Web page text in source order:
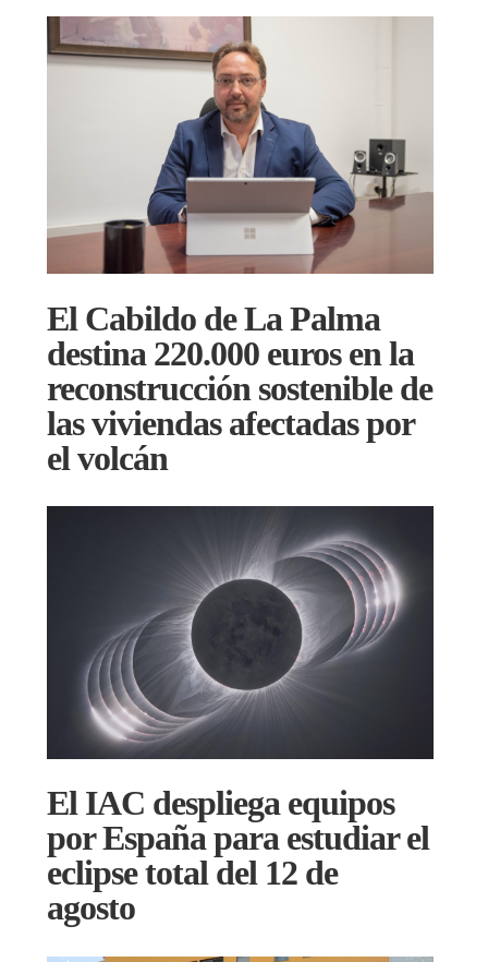
El Cabildo de La Palma
destina 220.000 euros en la
reconstrucción sostenible de
las viviendas afectadas por
el volcán
El IAC despliega equipos
por España para estudiar el
eclipse total del 12 de
agosto